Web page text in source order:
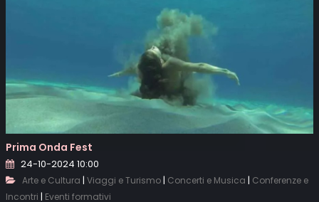
Prima Onda Fest
24-10-2024 10:00
Arte e Cultura | Viaggi e Turismo| Concerti e Musica | Conferenze e
Incontri | Eventi formativi